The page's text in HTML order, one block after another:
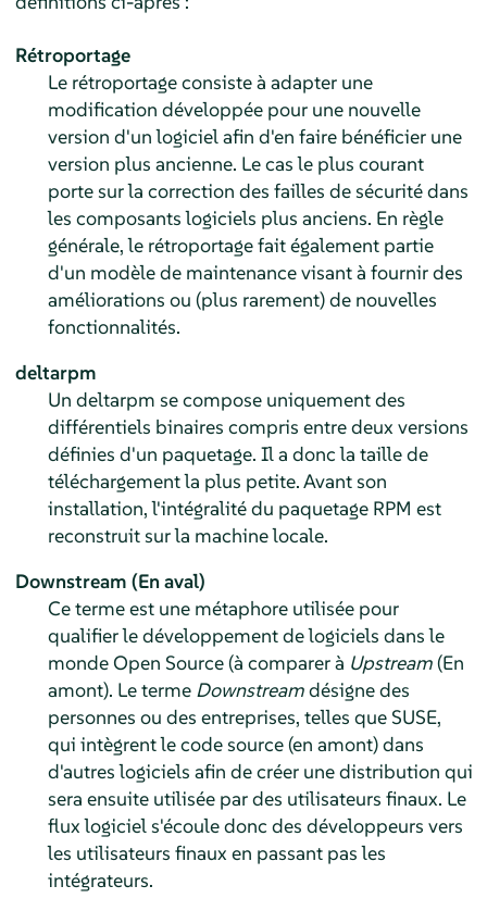
Rétroportage
Le rétroportage consiste à adapter une
modification développée pour une nouvelle
version d'un logiciel afin d'en faire bénéficier une
version plus ancienne. Le cas le plus courant
porte sur la correction des failles de sécurité dans
les composants logiciels plus anciens. En règle
générale, le rétroportage fait également partie
d'un modèle de maintenance visant à fournir des
améliorations ou (plus rarement) de nouvelles
fonctionnalités.
deltarpm
Un deltarpm se compose uniquement des
différentiels binaires compris entre deux versions
définies d'un paquetage. Il a donc la taille de
téléchargement la plus petite. Avant son
installation, l'intégralité du paquetage RPM est
reconstruit sur la machine locale.
Downstream (En aval)
Ce terme est une métaphore utilisée pour
qualifier le développement de logiciels dans le
monde Open Source (à comparer à Upstream(En
amont). Le terme Downstreamdésigne des
personnes ou des entreprises, telles que SUSE,
qui intègrent le code source (en amont) dans
d'autres logiciels afin de créer une distribution qui
sera ensuite utilisée par des utilisateurs finaux. Le
flux logiciel s'écoule donc des développeurs vers
les utilisateurs finaux en passant pas les
intégrateurs.